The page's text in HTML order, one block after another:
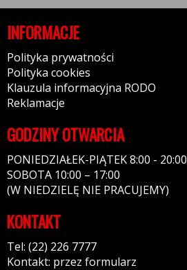
INFORMACJE
Polityka prywatności
Polityka cookies
Klauzula informacyjna RODO
Reklamacje
GODZINY OTWARCIA
PONIEDZIAŁEK-PIĄTEK 8:00 - 20:00
SOBOTA 10:00 – 17:00
(W NIEDZIELĘ NIE PRACUJEMY)
KONTAKT
Tel: (22) 226 7777
Kontakt: przez formularz